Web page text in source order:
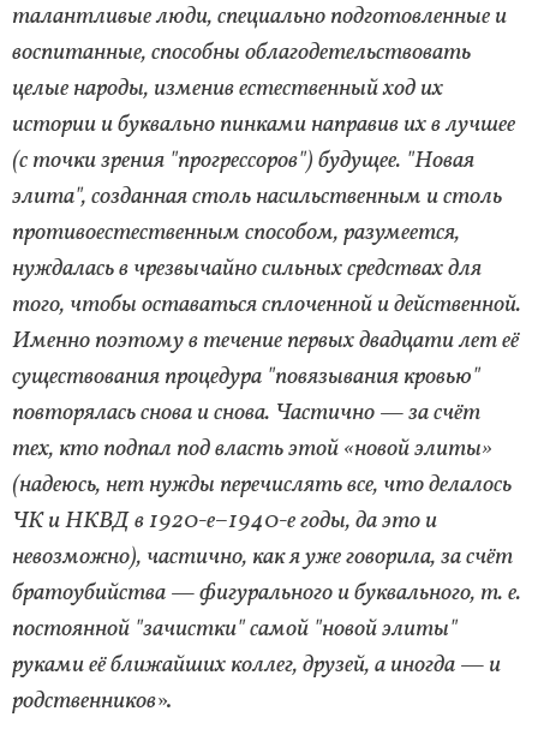
талантливые люди, специально подготовленные и
воспитанные, способны облагодетельствовать
целые народы, изменив естественный ход их
истории и буквально пинками направив их в лучшее
(с точки зрения "прогрессоров") будущее. "Новая
элита", созданная столь насильственным и столь
противоестественным способом, разумеется,
нуждалась в чрезвычайно сильных средствах для
того, чтобы оставаться сплоченной и действенной.
Именно поэтому в течение первых двадцати лет её
существования процедура "повязывания кровью"
повторялась снова и снова. Частично — за счёт
тех, кто подпал под власть этой «новой элиты»
(надеюсь, нет нужды перечислять все, что делалось
ЧК и НКВД в 1920-е–1940-е годы, да это и
невозможно), частично, как я уже говорила, за счёт
братоубийства — фигурального и буквального, т. е.
постоянной "зачистки" самой "новой элиты"
руками её ближайших коллег, друзей, а иногда — и
родственников».